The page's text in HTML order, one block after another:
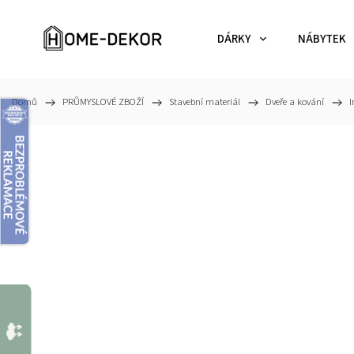
DÁRKY NÁBYTEK
Domů / PRŮMYSLOVÉ ZBOŽÍ / Stavební materiál / Dveře a kování /